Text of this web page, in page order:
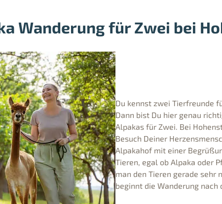
Wanderung für Zwei bei
Du kennst zwei Tierfreunde
Dann bist Du hier genau
Alpakas für Zwei. Bei
Besuch Deiner
Alpakahof mit einer
Tieren, egal ob Alpaka oder
man den Tieren gerade sehr
beginnt die Wanderung